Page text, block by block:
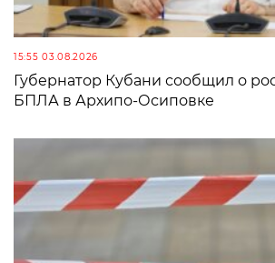
15:55 03.08.2026
Губернатор Кубани сообщил о
БПЛА в Архипо-Осиповке